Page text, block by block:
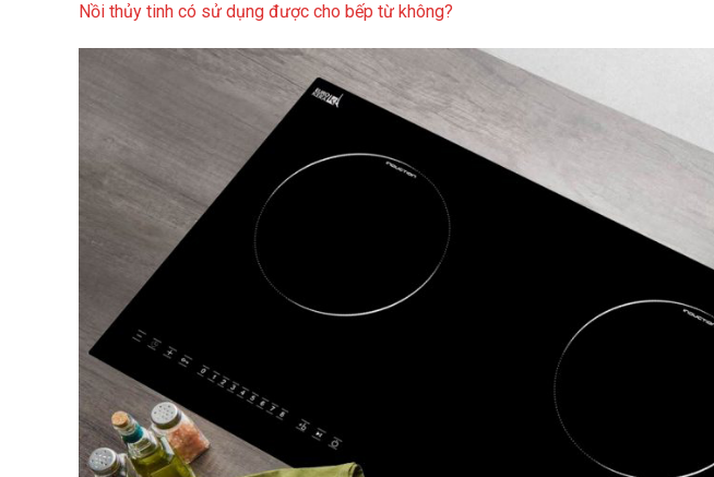
Nồi thủy tinh có sử dụng được cho bếp từ không?